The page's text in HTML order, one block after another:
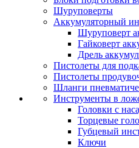
Шуруповерты
Аккумуляторный
Шуруповерт
Гайковерт
Дрель
Пистолеты для
Пистолеты
Шланги
Инструменты в
Головки с
Торцевые
Губцевый
Ключи